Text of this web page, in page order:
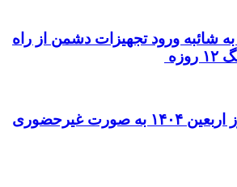
شائبه ورود تجهیزات دشمن از راه
امکان خرید ارز اربعین ۱۴۰۴ به صورت غیرحضوری